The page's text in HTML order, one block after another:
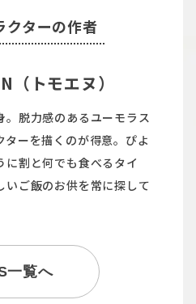
クターの作者
（トモエヌ）
。脱力感のあるユーモラス
ターを描くのが得意。ぴよ
に割と何でも食べるタイ
いご飯のお供を常に探して
一覧へ